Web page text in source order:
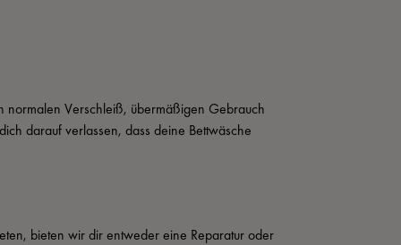
Verschleiß, übermäßigen Gebrauch
darauf verlassen, dass deine Bettwäsche
bieten wir dir entweder eine Reparatur oder